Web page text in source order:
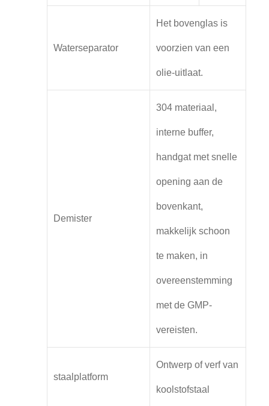
Waterseparator
Het bovenglas is
voorzien van een
olie-uitlaat.
Demister
304 materiaal,
interne buffer,
handgat met snelle
opening aan de
bovenkant,
makkelijk schoon
te maken, in
overeenstemming
met de GMP-
vereisten.
staalplatform
Ontwerp of verf van
koolstofstaal